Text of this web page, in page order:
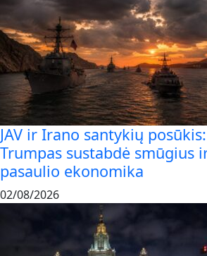
JAV ir Irano santykių
Trumpas sustabdė smūgius
pasaulio ekonomika
02/08/2026